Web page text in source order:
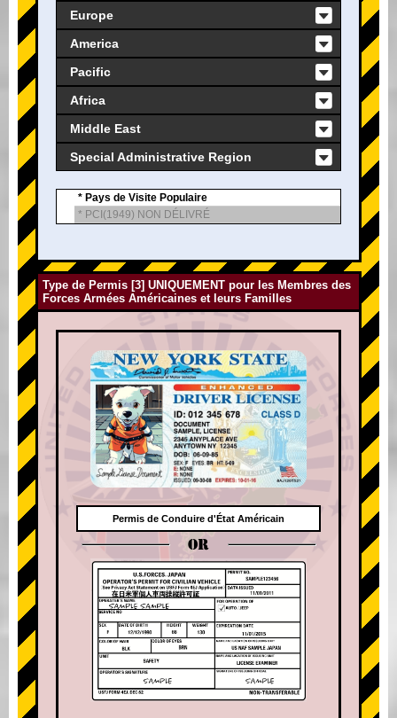
Europe
America
Pacific
Africa
Middle East
Special Administrative Region
* Pays de Visite Populaire
* PCI(1949) NON DÉLIVRÉ
Type de Permis [3] UNIQUEMENT pour les Membres des
Forces Armées Américaines et leurs Familles
Permis de Conduire d'État Américain
OR